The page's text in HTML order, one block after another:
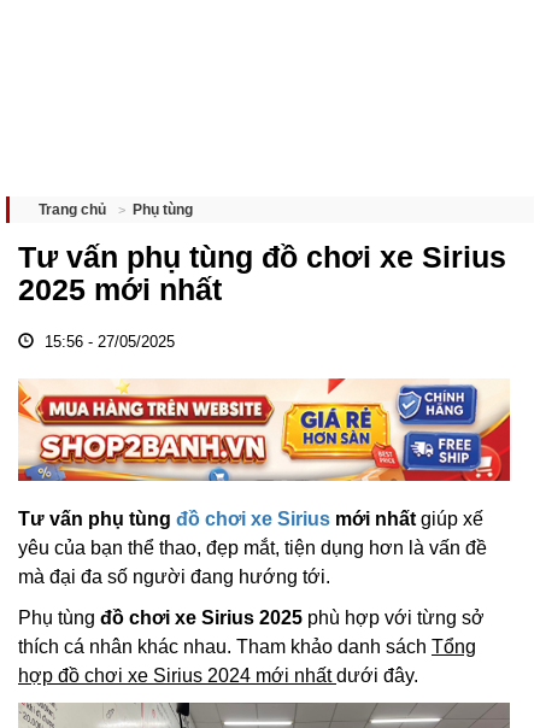
Trang chủ Phụ tùng
Tư vấn phụ tùng đồ chơi xe Sirius
2025 mới nhất
15:56 - 27/05/2025
Tư vấn phụ tùng đồ chơi xe Sirius mới nhất giúp xế
yêu của bạn thể thao, đẹp mắt, tiện dụng hơn là vấn đề
mà đại đa số người đang hướng tới.
Phụ tùng đồ chơi xe Sirius 2025 phù hợp với từng sở
thích cá nhân khác nhau. Tham khảo danh sách Tổng
hợp đồ chơi xe Sirius 2024 mới nhấtdưới đây.